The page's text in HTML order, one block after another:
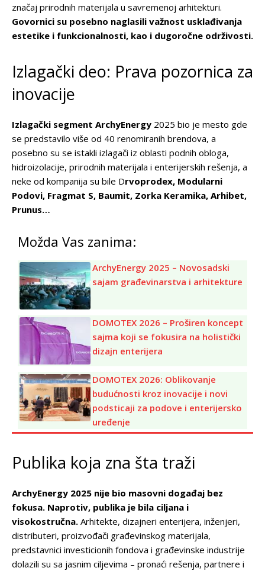
značaj prirodnih materijala u savremenoj arhitekturi.
Govornici su posebno naglasili važnost usklađivanja
estetike i funkcionalnosti, kao i dugoročne održivosti.
Izlagački deo: Prava pozornica za
inovacije
Izlagački segment ArchyEnergy 2025 bio je mesto gde
se predstavilo više od 40 renomiranih brendova, a
posebno su se istakli izlagači iz oblasti podnih obloga,
hidroizolacije, prirodnih materijala i enterijerskih rešenja, a
neke od kompanija su bile Drvoprodex, Modularni
Podovi, Fragmat S, Baumit, Zorka Keramika, Arhibet,
Prunus…
Možda Vas zanima:
ArchyEnergy 2025 – Novosadski
sajam građevinarstva i arhitekture
DOMOTEX 2026 – Proširen koncept
sajma koji se fokusira na holistički
dizajn enterijera
DOMOTEX 2026: Oblikovanje
budućnosti kroz inovacije i novi
podsticaji za podove i enterijersko
uređenje
Publika koja zna šta traži
ArchyEnergy 2025 nije bio masovni događaj bez
fokusa. Naprotiv, publika je bila ciljana i
visokostručna. Arhitekte, dizajneri enterijera, inženjeri,
distributeri, proizvođači građevinskog materijala,
predstavnici investicionih fondova i građevinske industrije
dolazili su sa jasnim ciljevima – pronaći rešenja, partnere i